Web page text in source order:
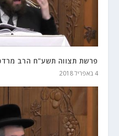
פרשת תצווה תשע"ח הרב
4 באפריל 2018